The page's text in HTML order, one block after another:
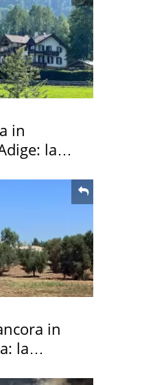
in
la
in
la